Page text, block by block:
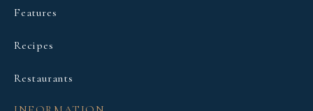
Features
Recipes
Restaurants